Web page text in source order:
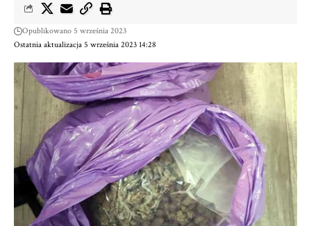
Ostatnia aktualizacja 5 września 2023 14:28
Opublikowano 5 września 2023